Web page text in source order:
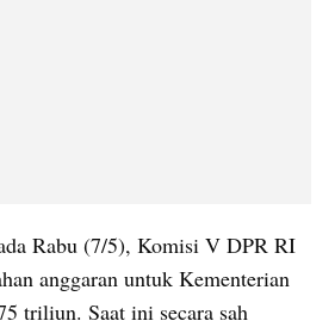
Rabu (7/5), Komisi V DPR RI
anggaran untuk Kementerian
triliun. Saat ini secara sah